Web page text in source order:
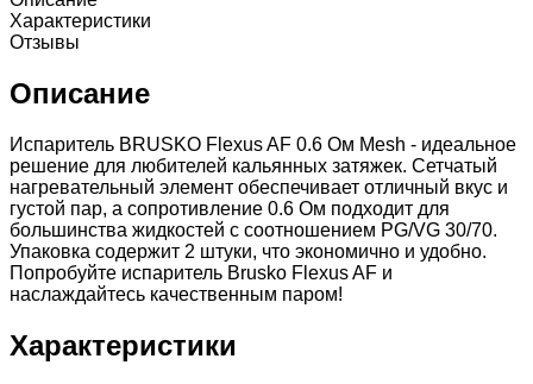
Характеристики
Отзывы
Описание
Испаритель BRUSKO Flexus AF 0.6 Ом Mesh - идеальное
решение для любителей кальянных затяжек. Сетчатый
нагревательный элемент обеспечивает отличный вкус и
густой пар, а сопротивление 0.6 Ом подходит для
большинства жидкостей с соотношением PG/VG 30/70.
Упаковка содержит 2 штуки, что экономично и удобно.
Попробуйте испаритель Brusko Flexus AF и
наслаждайтесь качественным паром!
Характеристики